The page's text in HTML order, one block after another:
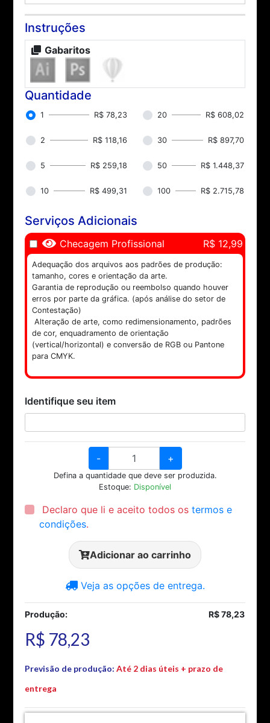
Instruções
Gabaritos
Quantidade
1 R$ 78,23 20 R$ 608,02
2 R$ 118,16 30 R$ 897,70
5 R$ 259,18 50 R$ 1.448,37
10 R$ 499,31 100 R$ 2.715,78
Serviços Adicionais
Checagem Profissional R$ 12,99
Adequação dos arquivos aos padrões de produção:
tamanho, cores e orientação da arte.
Garantia de reprodução ou reembolso quando houver
erros por parte da gráfica. (após análise do setor de
Contestação)
Alteração de arte, como redimensionamento, padrões
de cor, enquadramento de orientação
(vertical/horizontal) e conversão de RGB ou Pantone
para CMYK.
Identifique seu item
- +
Defina a quantidade que deve ser produzida.
Estoque: Disponível
Declaro que li e aceito todos ostermos e
condições.
Adicionar ao carrinho
Veja as opções de entrega.
Produção: R$ 78,23
R$ 78,23
Previsão de produção: Até 2 dias úteis + prazo de
entrega